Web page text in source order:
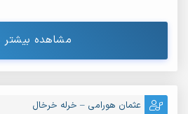
مشاهده بیشتر
عثمان هورامی – خرله خرخال